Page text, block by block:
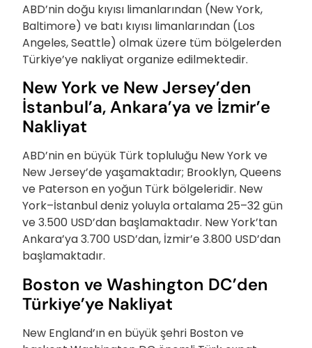
ABD’nin doğu kıyısı limanlarından (New York,
Baltimore) ve batı kıyısı limanlarından (Los
Angeles, Seattle) olmak üzere tüm bölgelerden
Türkiye’ye nakliyat organize edilmektedir.
New York ve New Jersey’den
İstanbul’a, Ankara’ya ve İzmir’e
Nakliyat
ABD’nin en büyük Türk topluluğu New York ve
New Jersey’de yaşamaktadır; Brooklyn, Queens
ve Paterson en yoğun Türk bölgeleridir. New
York–İstanbul deniz yoluyla ortalama 25–32 gün
ve 3.500 USD’dan başlamaktadır. New York’tan
Ankara’ya 3.700 USD’dan, İzmir’e 3.800 USD’dan
başlamaktadır.
Boston ve Washington DC’den
Türkiye’ye Nakliyat
New England’ın en büyük şehri Boston ve